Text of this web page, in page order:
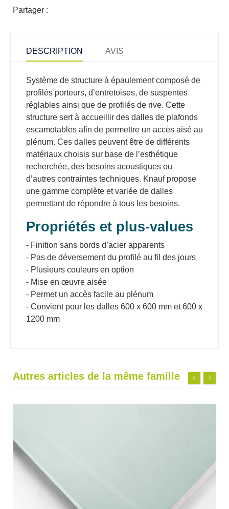
Partager :
DESCRIPTION AVIS
Système de structure à épaulement composé de
profilés porteurs, d’entretoises, de suspentes
réglables ainsi que de profilés de rive. Cette
structure sert à accueillir des dalles de plafonds
escamotables afin de permettre un accès aisé au
plénum. Ces dalles peuvent être de différents
matériaux choisis sur base de l’esthétique
recherchée, des besoins acoustiques ou
d’autres contraintes techniques. Knauf propose
une gamme complète et variée de dalles
permettant de répondre à tous les besoins.
Propriétés et plus-values
- Finition sans bords d’acier apparents
- Pas de déversement du profilé au fil des jours
- Plusieurs couleurs en option
- Mise en œuvre aisée
- Permet un accès facile au plénum
- Convient pour les dalles 600 x 600 mm et 600 x
1200 mm
Autres articles de la même famille